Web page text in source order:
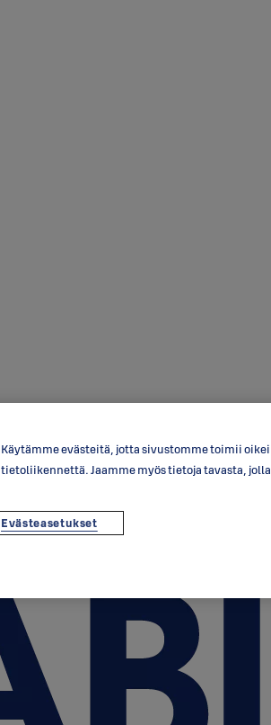
Käytämme evästeitä, jotta sivustomme toimii
tietoliikennettä. Jaamme myös tietoja tavasta,
Evästeasetukset